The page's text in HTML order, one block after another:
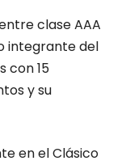
clase AAA
integrante del
con 15
y su
en el Clásico